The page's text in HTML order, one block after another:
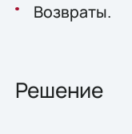
Возвраты.
Решение